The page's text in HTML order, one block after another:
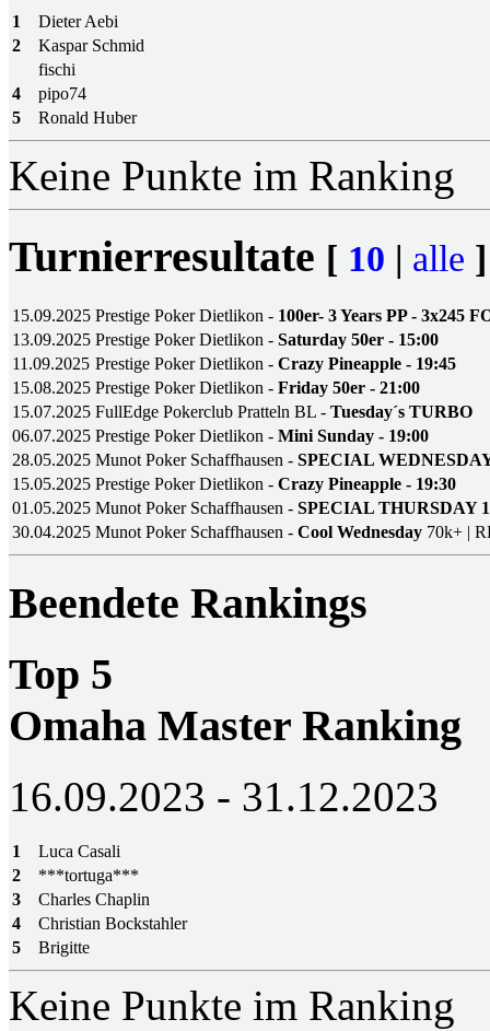
1
Dieter Aebi
2
Kaspar Schmid
fischi
4
pipo74
5
Ronald Huber
Keine Punkte im Ranking
Turnierresultate [ 10 | alle ]
15.09.2025 Prestige Poker Dietlikon - 100er- 3 Years PP - 3x245
13.09.2025 Prestige Poker Dietlikon - Saturday 50er - 15:00
11.09.2025 Prestige Poker Dietlikon - Crazy Pineapple - 19:45
15.08.2025 Prestige Poker Dietlikon - Friday 50er - 21:00
15.07.2025 FullEdge Pokerclub Pratteln BL - Tuesday´s TURBO
06.07.2025 Prestige Poker Dietlikon - Mini Sunday - 19:00
28.05.2025 Munot Poker Schaffhausen - SPECIAL
15.05.2025 Prestige Poker Dietlikon - Crazy Pineapple - 19:30
01.05.2025 Munot Poker Schaffhausen - SPECIAL THURSDAY
30.04.2025 Munot Poker Schaffhausen - Cool Wednesday 70k+ |
Beendete Rankings
Top 5
Omaha Master Ranking
16.09.2023 - 31.12.2023
1
Luca Casali
2
***tortuga***
3
Charles Chaplin
4
Christian Bockstahler
5
Brigitte
Keine Punkte im Ranking